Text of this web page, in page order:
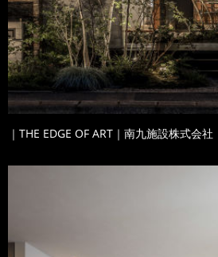
｜THE EDGE OF ART｜南九施設株式会社